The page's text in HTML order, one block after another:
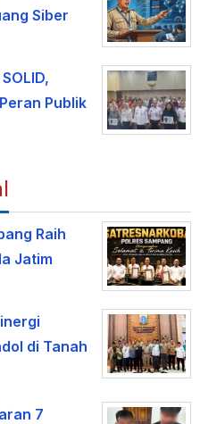
Siber
Publik
Raih
Jatim
di Tanah
7